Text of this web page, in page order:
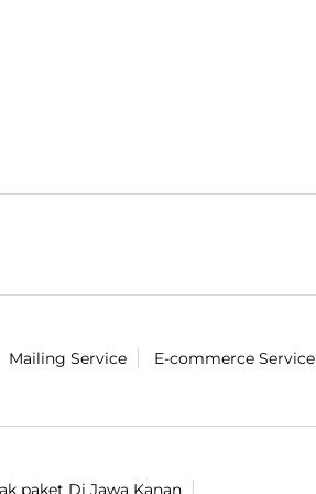
Mailing Service
E-commerce Service
paket Di Jawa Kanan